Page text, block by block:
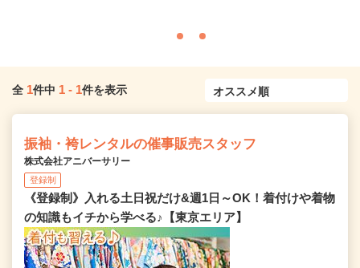
全 1件中 1 - 1件を表示
振袖・袴レンタルの催事販売スタッフ
株式会社アニバーサリー
登録制
《登録制》入れる土日祝だけ&週1日～OK！着付けや着物
の知識もイチから学べる♪【東京エリア】